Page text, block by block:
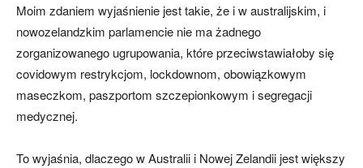
Moim zdaniem wyjaśnienie jest takie, że i w australijskim, i
nowozelandzkim parlamencie nie ma żadnego
zorganizowanego ugrupowania, które przeciwstawiałoby się
covidowym restrykcjom, lockdownom, obowiązkowym
maseczkom, paszportom szczepionkowym i segregacji
medycznej.
To wyjaśnia, dlaczego w Australii i Nowej Zelandii jest większy